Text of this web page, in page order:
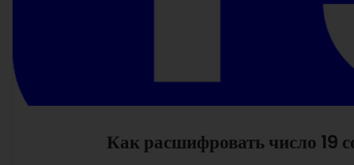
Как расшифровать число 19